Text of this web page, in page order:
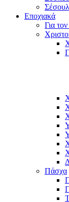
Εποχιακά
Για
Πάσχα